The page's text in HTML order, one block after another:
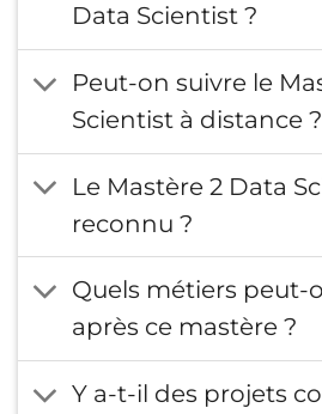
Une formation basée sur
Un programme pensé
Data Scientist ?
Peut-on suivre le
Scientist à distance ?
Le Mastère 2 Data
reconnu ?
Quels métiers peut-
après ce mastère ?
Y a-t-il des projets